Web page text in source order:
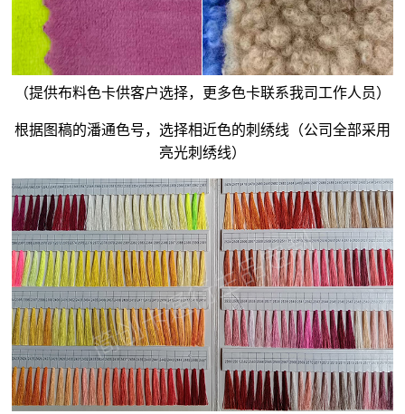
（提供布料色卡供客户选择，更多色卡联系我司工作人员）
根据图稿的潘通色号，选择相近色的刺绣线（公司全部采用
亮光刺绣线）